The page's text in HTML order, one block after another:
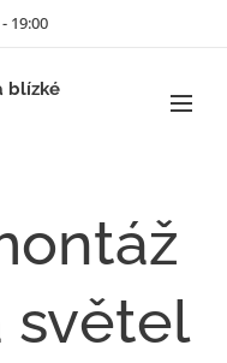
19:00
blízké
světel